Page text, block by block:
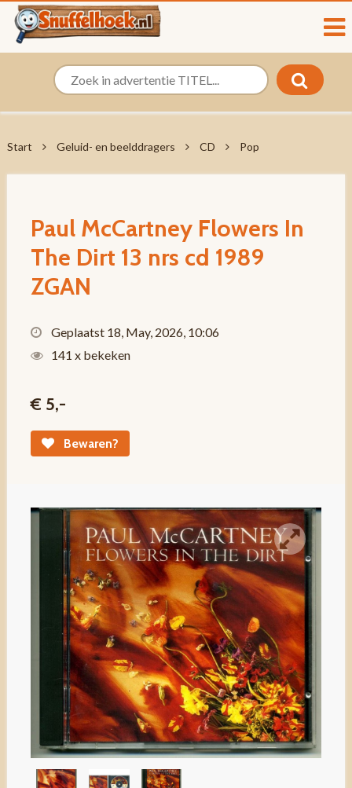
Start Geluid- en beelddragers CD Pop
Paul McCartney Flowers In
The Dirt 13 nrs cd 1989
ZGAN
Geplaatst 18, May, 2026, 10:06
141 x bekeken
€ 5,-
Bewaren?